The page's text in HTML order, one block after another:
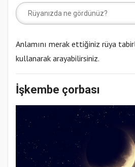
Anlamını merak ettiğiniz rüya
kullanarak arayabilirsiniz.
İşkembe çorbası